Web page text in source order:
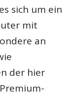
sich um ein
mit
an
der hier